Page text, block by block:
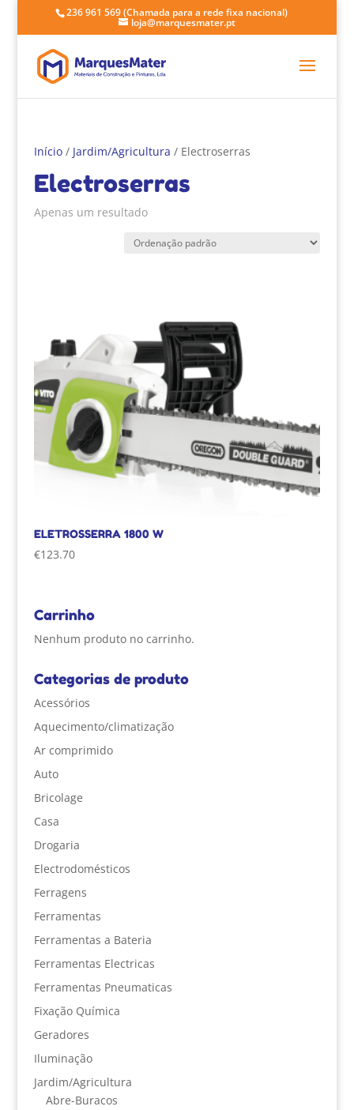
236 961 569(Chamada para a rede fixa nacional)
loja@marquesmater.pt
Início/ Jardim/Agricultura / Electroserras
Electroserras
Apenas um resultado
ELETROSSERRA 1800 W
€123.70
Carrinho
Nenhum produto no carrinho.
Categorias de produto
Acessórios
Aquecimento/climatização
Ar comprimido
Auto
Bricolage
Casa
Drogaria
Electrodomésticos
Ferragens
Ferramentas
Ferramentas a Bateria
Ferramentas Electricas
Ferramentas Pneumaticas
Fixação Química
Geradores
Iluminação
Jardim/Agricultura
Abre-Buracos